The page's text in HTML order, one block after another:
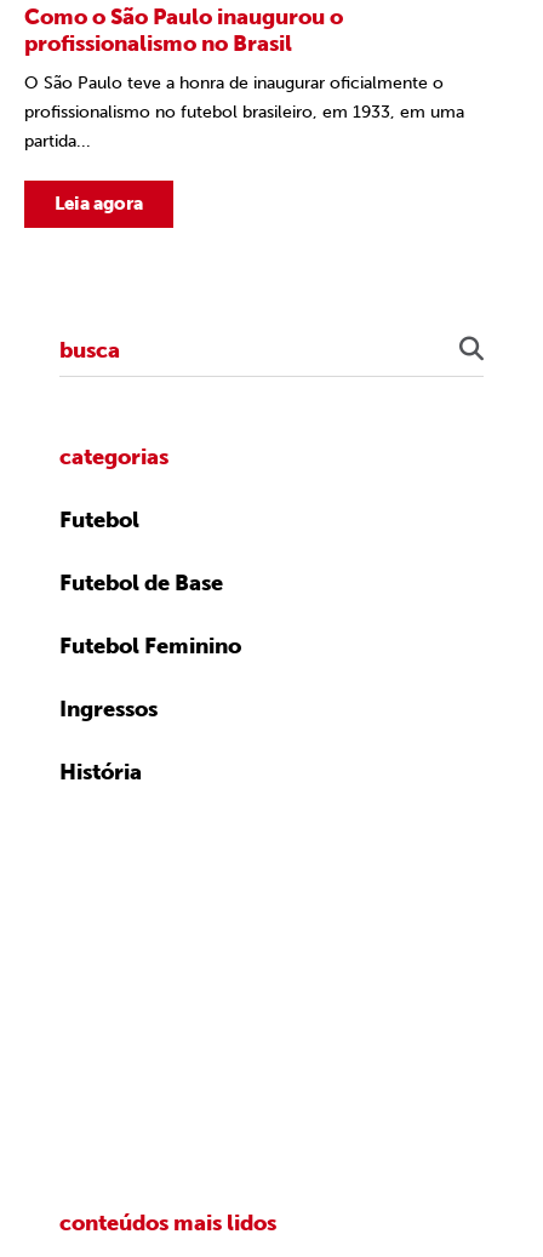
Como o São Paulo inaugurou o
profissionalismo no Brasil
O São Paulo teve a honra de inaugurar oficialmente o
profissionalismo no futebol brasileiro, em 1933, em uma
partida...
Leia agora
categorias
Futebol
Futebol de Base
Futebol Feminino
Ingressos
História
conteúdos mais lidos